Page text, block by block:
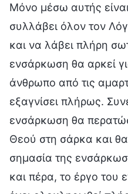
Μόνο μέσω αυτής
συλλάβει όλον τον
και να λάβει πλήρη
ενσάρκωση θα αρκεί
άνθρωπο από τις
εξαγνίσει πλήρως.
ενσάρκωση θα
Θεού στη σάρκα και
σημασία της
και πέρα, το έργο